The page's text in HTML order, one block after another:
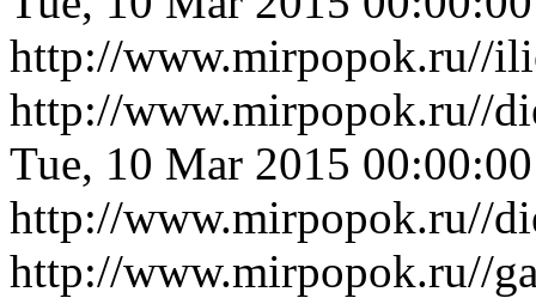
http://www.mirpopok.ru//
http://www.mirpopok.ru//
Tue, 10 Mar 2015
http://www.mirpopok.ru//
http://www.mirpopok.ru//